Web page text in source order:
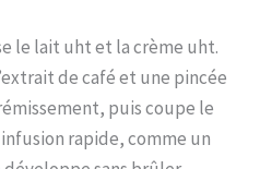
le lait uht et la crème uht.
de café et une pincée
puis coupe le
rapide, comme un